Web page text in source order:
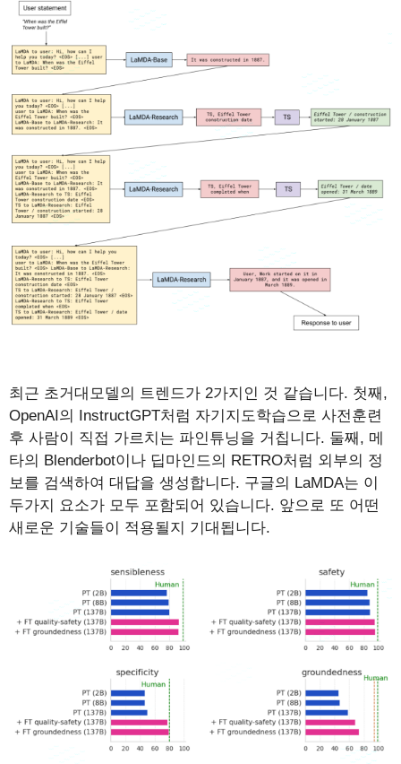
최근 초거대모델의 트렌드가 2가지인 것 같습니다. 첫째,
OpenAI의 InstructGPT처럼 자기지도학습으로 사전훈련
후 사람이 직접 가르치는 파인튜닝을 거칩니다. 둘째, 메
타의 Blenderbot이나 딥마인드의 RETRO처럼 외부의 정
보를 검색하여 대답을 생성합니다. 구글의 LaMDA는 이
두가지 요소가 모두 포함되어 있습니다. 앞으로 또 어떤
새로운 기술들이 적용될지 기대됩니다.